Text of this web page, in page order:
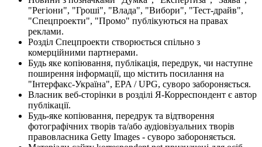
"Регіони", "Гроші", "Влада", "Вибори", "Тест-драйв",
"Спецпроекти", "Промо" публікуються на правах
реклами.
Розділ Спецпроекти створюється спільно з
комерційними партнерами.
Будь яке копіювання, публікація, передрук, чи наступне
поширення інформації, що містить посилання на
"Інтерфакс-Україна", EPA / UPG, суворо забороняється.
Власник веб-сторінки в розділі Я-Корреспондент є автор
публікації.
Будь-яке копіювання, передрук та відтворення
фотографічних творів та/або аудіовізуальних творів
правовласника Getty Images - суворо забороняється.